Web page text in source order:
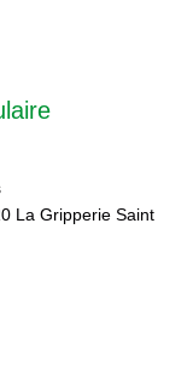
La Gripperie Saint